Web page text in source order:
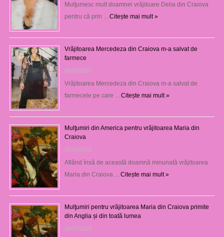
Mulţumesc mult doamnei vrăjitoare Delia din Craiova
pentru că prin … Citește mai mult »
Vrăjitoarea Mercedeza din Craiova m-a salvat de
farmece
06/08/2026
Vrăjitoarea Mercedeza din Craiova m-a salvat de
farmecele pe care … Citește mai mult »
Mulţumiri din America pentru vrăjitoarea Maria din
Craiova
31/07/2026
Aflând însă de această doamnă minunată vrăjitoarea
Maria din Craiova … Citește mai mult »
Mulţumiri pentru vrăjitoarea Maria din Craiova primite
din Anglia și din toată lumea
29/07/2026